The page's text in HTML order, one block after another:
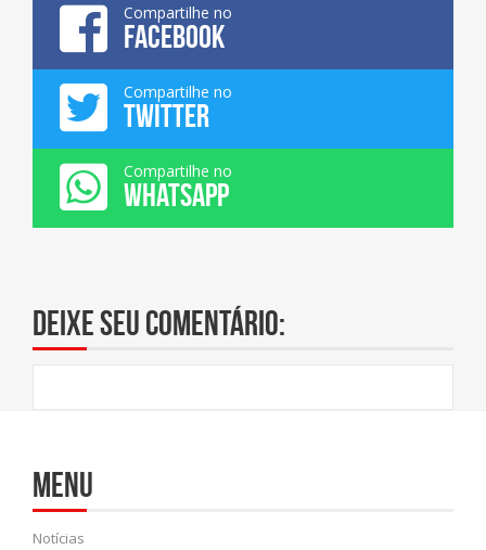
Compartilhe no
FACEBOOK
Compartilhe no
TWITTER
Compartilhe no
WHATSAPP
Deixe seu comentário:
Menu
Notícias